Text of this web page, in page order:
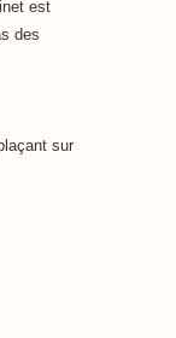
est
des
sur